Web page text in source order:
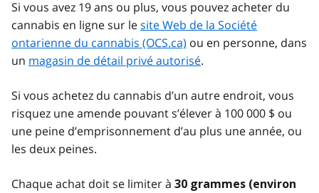
Si vous avez 19 ans ou plus, vous pouvez acheter du
cannabis en ligne sur lesite Web de la Société
ontarienne du cannabis (OCS.ca) ou en personne, dans
un magasin de détail privé autorisé.
Si vous achetez du cannabis d’un autre endroit, vous
risquez une amende pouvant s’élever à 100 000 $ ou
une peine d’emprisonnement d’au plus une année, ou
les deux peines.
Chaque achat doit se limiter à 30 grammes (environ